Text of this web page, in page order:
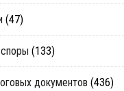
(47)
(133)
документов (436)